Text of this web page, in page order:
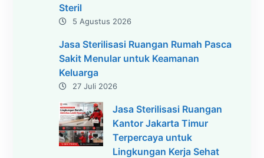
Steril
5 Agustus 2026
Jasa Sterilisasi Ruangan Rumah Pasca
Sakit Menular untuk Keamanan
Keluarga
27 Juli 2026
Jasa Sterilisasi Ruangan
Kantor Jakarta Timur
Terpercaya untuk
Lingkungan Kerja Sehat